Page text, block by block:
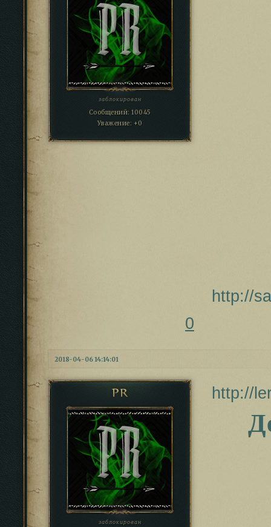
заблокирован
Сообщений: 10045
Уважение: +0
http://
0
2018-04-06 14:14:01
PR
заблокирован
http://